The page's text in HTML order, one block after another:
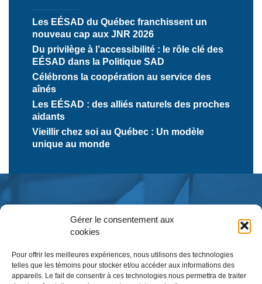
Gérer le consentement aux
cookies
Pour offrir les meilleures expériences, nous utilisons des technologies
telles que les témoins pour stocker et/ou accéder aux informations des
appareils. Le fait de consentir à ces technologies nous permettra de traiter
Les EÉSAD du Québec franchissent un
nouveau cap aux JNR 2026
Du privilège à l’accessibilité : le rôle clé des
EÉSAD dans la Politique SAD
Célébrons la coopération au service des
aînés
Les EÉSAD : des alliés naturels des proches
aidants
Vieillir chez soi au Québec : Un modèle
unique au monde